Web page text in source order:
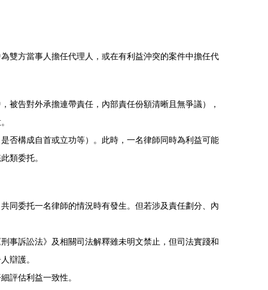
雙方當事人擔任代理人，或在有利益沖突的案件中擔任代
被告對外承擔連帶責任，內部責任份額清晰且無爭議），
否構成自首或立功等）。此時，一名律師同時為利益可能
類委托。
同委托一名律師的情況時有發生。但若涉及責任劃分、內
事訴訟法》及相關司法解釋雖未明文禁止，但司法實踐和
辯護。
評估利益一致性。